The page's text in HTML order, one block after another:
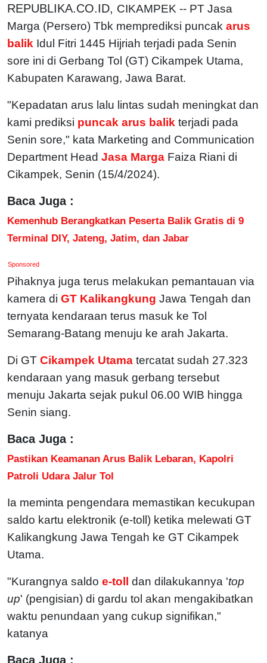
REPUBLIKA.CO.ID, CIKAMPEK -- PT Jasa
Marga (Persero) Tbk memprediksi puncak arus
balik Idul Fitri 1445 Hijriah terjadi pada Senin
sore ini di Gerbang Tol (GT) Cikampek Utama,
Kabupaten Karawang, Jawa Barat.
"Kepadatan arus lalu lintas sudah meningkat dan
kami prediksi puncak arus balik terjadi pada
Senin sore," kata Marketing and Communication
Department Head Jasa Marga Faiza Riani di
Cikampek, Senin (15/4/2024).
Baca Juga :
Kemenhub Berangkatkan Peserta Balik Gratis di 9
Terminal DIY, Jateng, Jatim, dan Jabar
Sponsored
Pihaknya juga terus melakukan pemantauan via
kamera di GT Kalikangkung Jawa Tengah dan
ternyata kendaraan terus masuk ke Tol
Semarang-Batang menuju ke arah Jakarta.
Di GT Cikampek Utama tercatat sudah 27.323
kendaraan yang masuk gerbang tersebut
menuju Jakarta sejak pukul 06.00 WIB hingga
Senin siang.
Baca Juga :
Pastikan Keamanan Arus Balik Lebaran, Kapolri
Patroli Udara Jalur Tol
Ia meminta pengendara memastikan kecukupan
saldo kartu elektronik (e-toll) ketika melewati GT
Kalikangkung Jawa Tengah ke GT Cikampek
Utama.
"Kurangnya saldo e-toll dan dilakukannya 'top
up' (pengisian) di gardu tol akan mengakibatkan
waktu penundaan yang cukup signifikan,"
katanya
Baca Juga :